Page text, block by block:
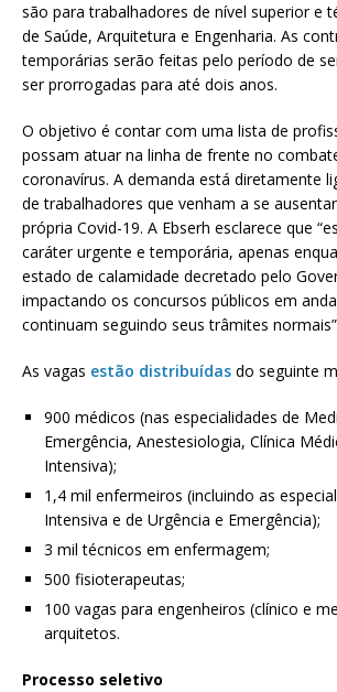
são para trabalhadores de nível superior e
de Saúde, Arquitetura e Engenharia. As
temporárias serão feitas pelo período de
ser prorrogadas para até dois anos.
O objetivo é contar com uma lista de
possam atuar na linha de frente no
coronavírus. A demanda está diretamente
de trabalhadores que venham a se
própria Covid-19. A Ebserh esclarece que
caráter urgente e temporária, apenas
estado de calamidade decretado pelo
impactando os concursos públicos em
continuam seguindo seus trâmites
As vagas estão distribuídas do seguinte
900 médicos (nas especialidades de
Emergência, Anestesiologia, Clínica
Intensiva);
1,4 mil enfermeiros (incluindo as
Intensiva e de Urgência e Emergência);
3 mil técnicos em enfermagem;
500 fisioterapeutas;
100 vagas para engenheiros (clínico e
arquitetos.
Processo seletivo